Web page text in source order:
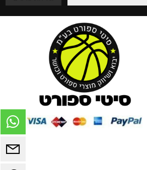
אספקה עד בית הלקוח